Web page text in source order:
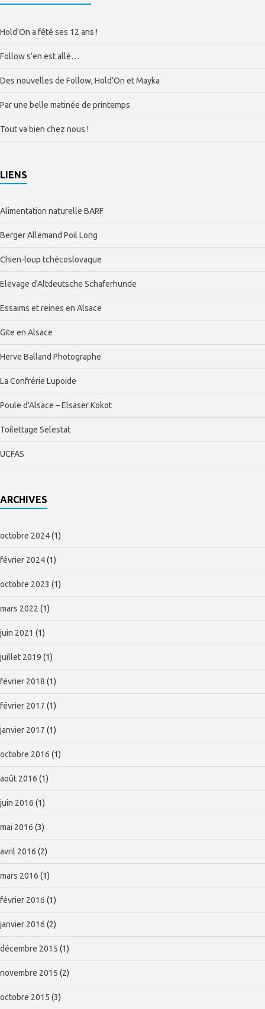
Hold’On a fêté ses 12 ans !
Follow s’en est allé…
Des nouvelles de Follow, Hold’On et Mayka
Par une belle matinée de printemps
Tout va bien chez nous !
LIENS
Alimentation naturelle BARF
Berger Allemand Poil Long
Chien-loup tchécoslovaque
Elevage d'Altdeutsche Schaferhunde
Essaims et reines en Alsace
Gite en Alsace
Herve Balland Photographe
La Confrérie Lupoide
Poule d'Alsace – Elsaser Kokot
Toilettage Selestat
UCFAS
ARCHIVES
octobre 2024(1)
février 2024(1)
octobre 2023 (1)
mars 2022 (1)
juin 2021 (1)
juillet 2019 (1)
février 2018 (1)
février 2017 (1)
janvier 2017 (1)
octobre 2016 (1)
août 2016 (1)
juin 2016 (1)
mai 2016 (3)
avril 2016 (2)
mars 2016 (1)
février 2016 (1)
janvier 2016 (2)
décembre 2015 (1)
novembre 2015 (2)
octobre 2015 (3)